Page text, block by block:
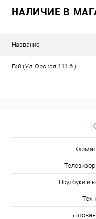
НАЛИЧИЕ В
Название
Гай (Ул. Орская 111 б.)
Ноутбуки и